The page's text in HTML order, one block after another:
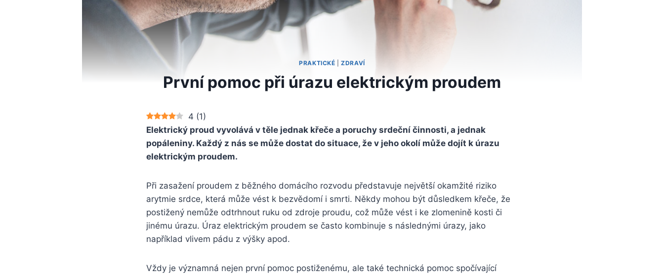
PRAKTICKÉ |ZDRAVÍ
První pomoc při úrazu elektrickým proudem
4 (1)
Elektrický proud vyvolává v těle jednak křeče a poruchy srdeční činnosti, a jednak
popáleniny. Každý z nás se může dostat do situace, že v jeho okolí může dojít k úrazu
elektrickým proudem.
Při zasažení proudem z běžného domácího rozvodu představuje největší okamžité riziko
arytmie srdce, která může vést k bezvědomí i smrti. Někdy mohou být důsledkem křeče, že
postižený nemůže odtrhnout ruku od zdroje proudu, což může vést i ke zlomenině kosti či
jinému úrazu. Úraz elektrickým proudem se často kombinuje s následnými úrazy, jako
například vlivem pádu z výšky apod.
Vždy je významná nejen první pomoc postiženému, ale také technická pomoc spočívající